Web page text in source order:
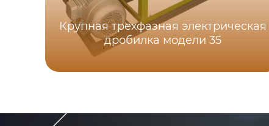
Крупная трехфазная электрическая
дробилка модели 35